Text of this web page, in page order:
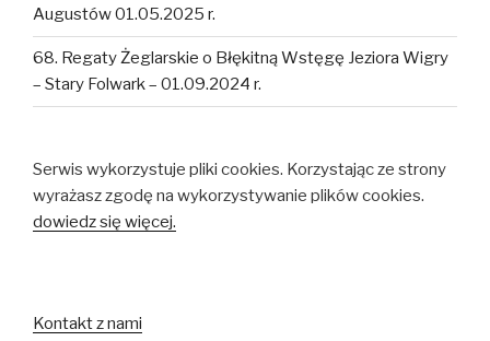
Augustów 01.05.2025 r.
68. Regaty Żeglarskie o Błękitną Wstęgę Jeziora Wigry
– Stary Folwark – 01.09.2024 r.
Serwis wykorzystuje pliki cookies. Korzystając ze strony
wyrażasz zgodę na wykorzystywanie plików cookies.
dowiedz się więcej.
Kontakt z nami